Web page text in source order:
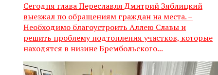
Сегодня глава Переславля Дмитрий Зяблицкий
выезжал по обращениям граждан на места. –
Необходимо благоустроить Аллею Славы и
решить проблему подтопления участков, которые
находятся в низине Брембольского...